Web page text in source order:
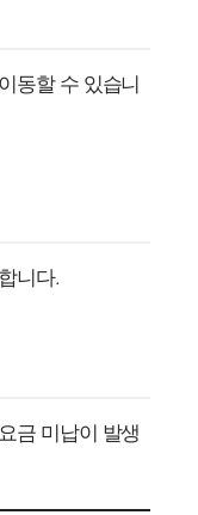
동할 수 있습니
니다.
금 미납이 발생